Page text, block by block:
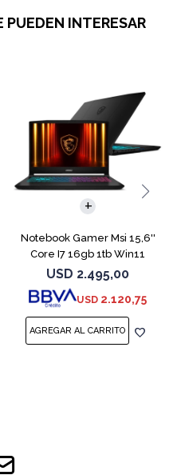
PUEDEN INTERESAR
Notebook Gamer Msi 15,6''
Core I7 16gb 1tb Win11
Rtx5070
USD 2.495,00
USD 2.120,75
COMPARAR